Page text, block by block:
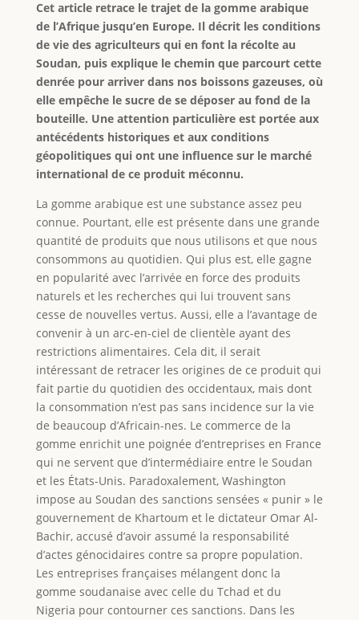
Cet article retrace le trajet de la gomme arabique
de l’Afrique jusqu’en Europe. Il décrit les conditions
de vie des agriculteurs qui en font la récolte au
Soudan, puis explique le chemin que parcourt cette
denrée pour arriver dans nos boissons gazeuses, où
elle empêche le sucre de se déposer au fond de la
bouteille. Une attention particulière est portée aux
antécédents historiques et aux conditions
géopolitiques qui ont une influence sur le marché
international de ce produit méconnu.
La gomme arabique est une substance assez peu
connue. Pourtant, elle est présente dans une grande
quantité de produits que nous utilisons et que nous
consommons au quotidien. Qui plus est, elle gagne
en popularité avec l’arrivée en force des produits
naturels et les recherches qui lui trouvent sans
cesse de nouvelles vertus. Aussi, elle a l’avantage de
convenir à un arc-en-ciel de clientèle ayant des
restrictions alimentaires. Cela dit, il serait
intéressant de retracer les origines de ce produit qui
fait partie du quotidien des occidentaux, mais dont
la consommation n’est pas sans incidence sur la vie
de beaucoup d’Africain-nes. Le commerce de la
gomme enrichit une poignée d’entreprises en France
qui ne servent que d’intermédiaire entre le Soudan
et les États-Unis. Paradoxalement, Washington
impose au Soudan des sanctions sensées « punir » le
gouvernement de Khartoum et le dictateur Omar Al-
Bachir, accusé d’avoir assumé la responsabilité
d’actes génocidaires contre sa propre population.
Les entreprises françaises mélangent donc la
gomme soudanaise avec celle du Tchad et du
Nigeria pour contourner ces sanctions. Dans les